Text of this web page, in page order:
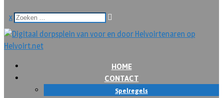
x
HOME
CONTACT
Spelregels